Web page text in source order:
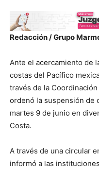
Redacción / Grupo
Ante el acercamiento de
costas del Pacífico
través de la
ordenó la suspensión de
martes 9 de junio en
Costa.
A través de una circular
informó a las